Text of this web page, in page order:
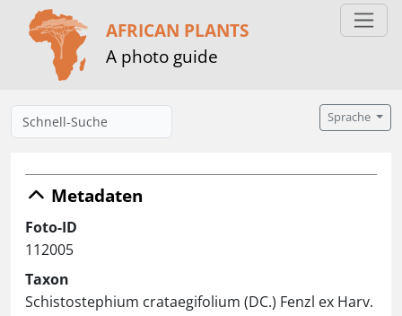
AFRICAN PLANTS
A photo guide
Sprache
Metadaten
Foto-ID
112005
Taxon
Schistostephium crataegifolium (DC.) Fenzl ex Harv.